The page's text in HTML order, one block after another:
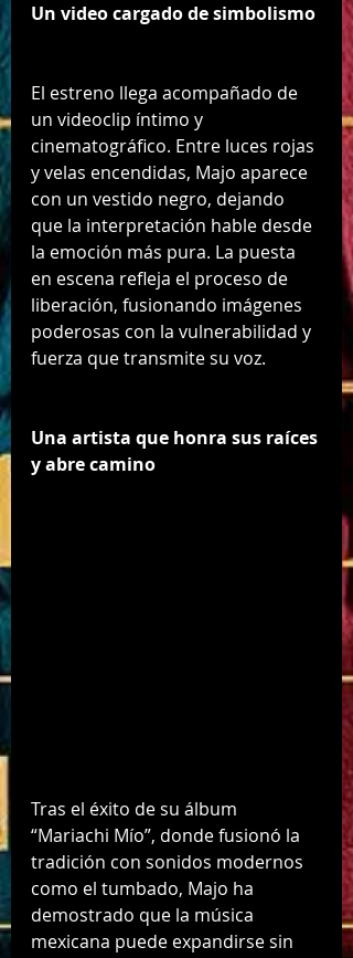
Un video cargado de simbolismo
El estreno llega acompañado de
un videoclip íntimo y
cinematográfico. Entre luces rojas
y velas encendidas, Majo aparece
con un vestido negro, dejando
que la interpretación hable desde
la emoción más pura. La puesta
en escena refleja el proceso de
liberación, fusionando imágenes
poderosas con la vulnerabilidad y
fuerza que transmite su voz.
Una artista que honra sus raíces
y abre camino
Tras el éxito de su álbum
“Mariachi Mío”, donde fusionó la
tradición con sonidos modernos
como el tumbado, Majo ha
demostrado que la música
mexicana puede expandirse sin